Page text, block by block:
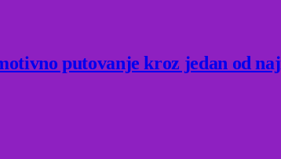
putovanje kroz jedan od